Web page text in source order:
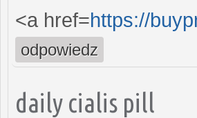
<a href=https://
odpowiedz
daily cialis pill